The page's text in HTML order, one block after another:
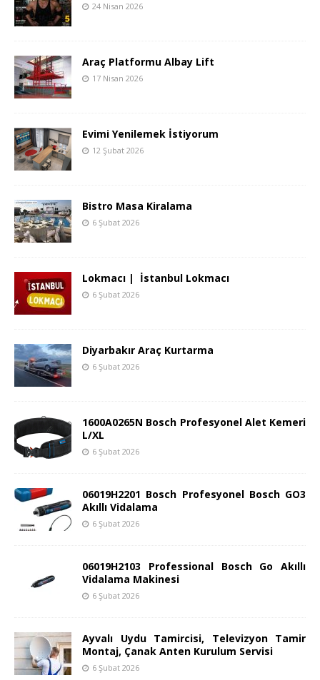
24 Nisan 2026
Araç Platformu Albay Lift
17 Nisan 2026
Evimi Yenilemek İstiyorum
12 Şubat 2026
Bistro Masa Kiralama
6 Şubat 2026
Lokmacı | İstanbul Lokmacı
6 Şubat 2026
Diyarbakır Araç Kurtarma
6 Şubat 2026
1600A0265N Bosch Profesyonel Alet Kemeri
L/XL
6 Şubat 2026
06019H2201 Bosch Profesyonel Bosch GO3
Akıllı Vidalama
6 Şubat 2026
06019H2103 Professional Bosch Go Akıllı
Vidalama Makinesi
6 Şubat 2026
Ayvalı Uydu Tamircisi, Televizyon Tamir
Montaj, Çanak Anten Kurulum Servisi
6 Şubat 2026